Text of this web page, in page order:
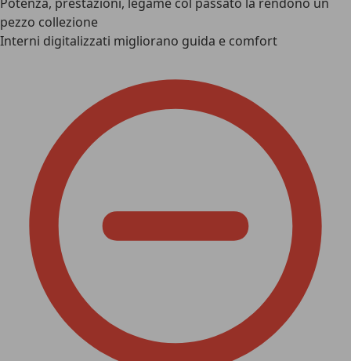
Potenza, prestazioni, legame col passato la rendono un
pezzo collezione
Interni digitalizzati migliorano guida e comfort